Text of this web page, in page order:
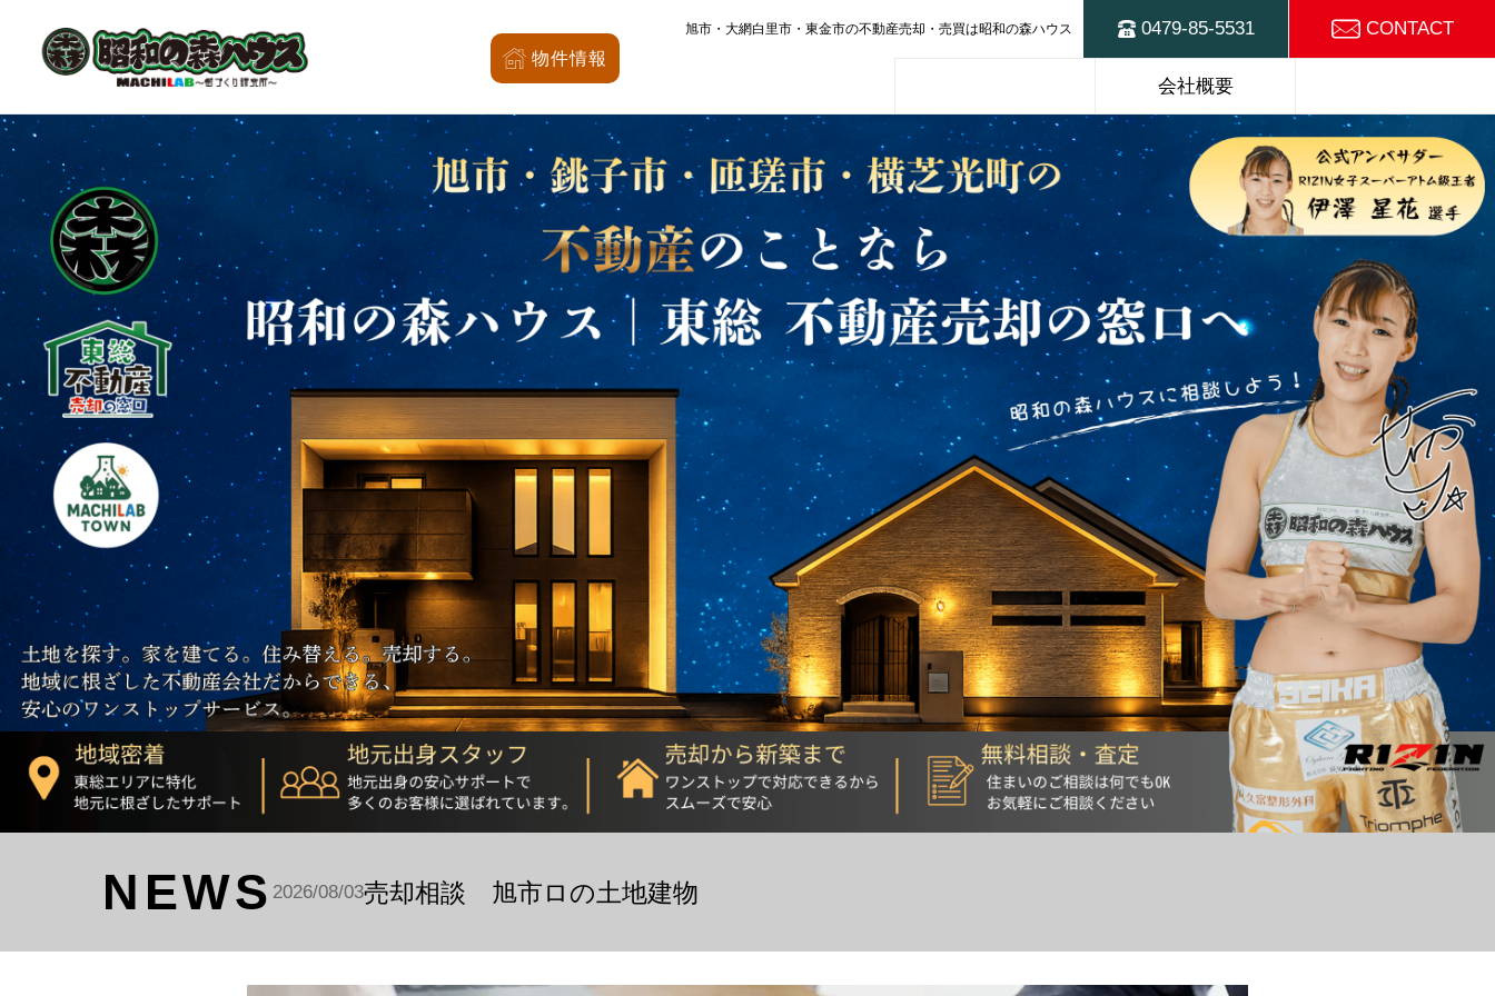
家
モデルハウス 厳選プラン 建物仕様 施工例
会社概要
会社概要 店舗案内 スタッフ紹介 SDGsの取り組み
東総不動産売却の
窓口
物件情報
旭市・大網白里市・東金市の不動産売却・売買は昭和の森ハウス 0479-85-5531 CONTACT
NEWS 2026/08/03売却相談 旭市ロの土地建物